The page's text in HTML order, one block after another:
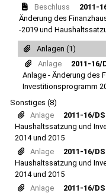
Beschluss
2011-
Änderung des
-2019 und
Anlagen (1)
Anlage
2011-16/
Anlage - Änderung des
Investitionsprogramm
Sonstiges (8)
Anlage
2011-16/
Haushaltssatzung und
2014 und 2015
Anlage
2011-16/
Haushaltssatzung und
2014 und 2015
Anlage
2011-16/